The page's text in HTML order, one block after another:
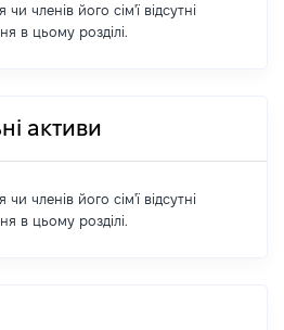
членів його сім'ї відсутні
в цьому розділі.
активи
членів його сім'ї відсутні
в цьому розділі.